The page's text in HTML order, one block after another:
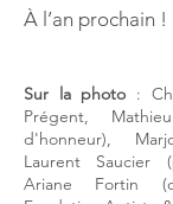
À l’an prochain !
Sur la photo :
Prégent,
d'honneur),
Laurent Saucier
Ariane Fortin